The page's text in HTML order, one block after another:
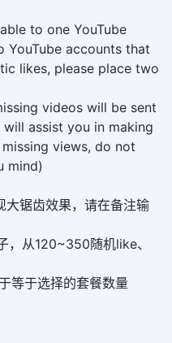
to one YouTube
YouTube accounts that
likes, please place two
videos will be sent
assist you in making
views, do not
mind)
锯齿效果，请在备注输
，从120~350随机like、
等于选择的套餐数量